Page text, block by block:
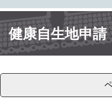
。
て
本
文
文健康自生地申